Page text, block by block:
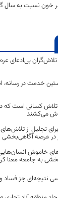
بی‌ادعای
خدمت در
تلاش کسانی است که
می‌کشند
تجلیل از
در عرصه آگاهی‌بخشی
خاموش
به جامعه معنا
نتیجه‌ای جز فساد